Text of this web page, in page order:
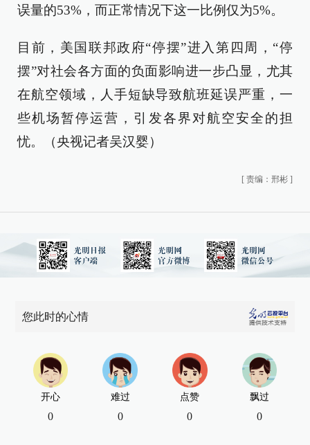
误量的53%，而正常情况下这一比例仅为5%。
目前，美国联邦政府“停摆”进入第四周，“停
摆”对社会各方面的负面影响进一步凸显，尤其
在航空领域，人手短缺导致航班延误严重，一
些机场暂停运营，引发各界对航空安全的担
忧。（央视记者吴汉婴）
[ 责编：邢彬 ]
您此时的心情
开心
0
难过
0
点赞
0
飘过
0